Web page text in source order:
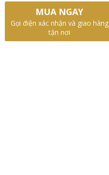
MUA NGAY
Gọi điện xác nhận và giao hàng
tận nơi